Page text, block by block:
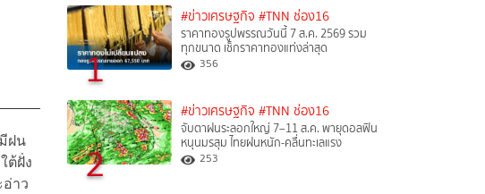
ฝน
ต้ฝั่ง
าว
1
#ข่าวเศรษฐกิจ #TNN ช่อง16
ราคาทองรูปพรรณวันนี้ 7 ส.ค. 2569 รวม
ทุกขนาด เช็กราคาทองแท่งล่าสุด
356
2
#ข่าวเศรษฐกิจ #TNN ช่อง16
จับตาฝนระลอกใหญ่ 7–11 ส.ค. พายุดอลฟิน
หนุนมรสุม ไทยฝนหนัก-คลื่นทะเลแรง
253